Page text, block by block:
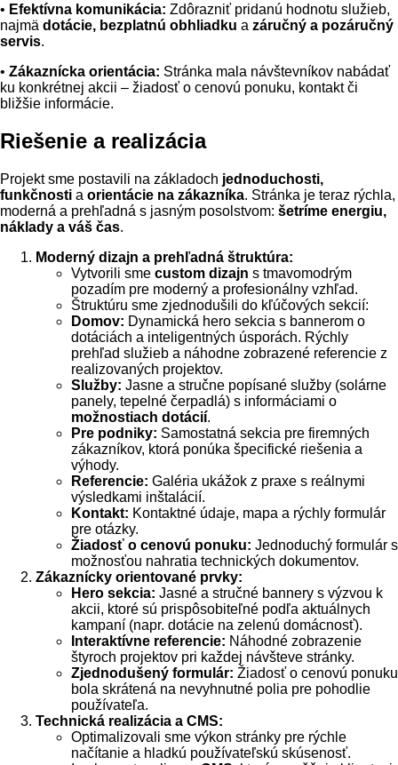
• Efektívna komunikácia: Zdôrazniť pridanú hodnotu služieb,
najmä dotácie, bezplatnú obhliadku a záručný a pozáručný
servis.
• Zákaznícka orientácia: Stránka mala návštevníkov nabádať
ku konkrétnej akcii – žiadosť o cenovú ponuku, kontakt či
bližšie informácie.
Riešenie a realizácia
Projekt sme postavili na základoch jednoduchosti,
funkčnosti a orientácie na zákazníka. Stránka je teraz rýchla,
moderná a prehľadná s jasným posolstvom: šetríme energiu,
náklady a váš čas.
Moderný dizajn a prehľadná štruktúra:
Vytvorili sme custom dizajn s tmavomodrým
pozadím pre moderný a profesionálny vzhľad.
Štruktúru sme zjednodušili do kľúčových sekcií:
Domov: Dynamická hero sekcia s bannerom o
dotáciách a inteligentných úsporách. Rýchly
prehľad služieb a náhodne zobrazené referencie z
realizovaných projektov.
Služby: Jasne a stručne popísané služby (solárne
panely, tepelné čerpadlá) s informáciami o
možnostiach dotácií.
Pre podniky: Samostatná sekcia pre firemných
zákazníkov, ktorá ponúka špecifické riešenia a
výhody.
Referencie: Galéria ukážok z praxe s reálnymi
výsledkami inštalácií.
Kontakt: Kontaktné údaje, mapa a rýchly formulár
pre otázky.
Žiadosť o cenovú ponuku: Jednoduchý formulár s
možnosťou nahratia technických dokumentov.
Zákaznícky orientované prvky:
Hero sekcia: Jasné a stručné bannery s výzvou k
akcii, ktoré sú prispôsobiteľné podľa aktuálnych
kampaní (napr. dotácie na zelenú domácnosť).
Interaktívne referencie: Náhodné zobrazenie
štyroch projektov pri každej návšteve stránky.
Zjednodušený formulár: Žiadosť o cenovú ponuku
bola skrátená na nevyhnutné polia pre pohodlie
používateľa.
Technická realizácia a CMS:
Optimalizovali sme výkon stránky pre rýchle
načítanie a hladkú používateľskú skúsenosť.